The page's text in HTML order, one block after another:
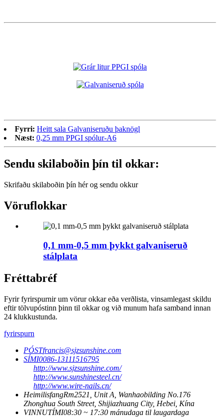
Fyrri: Heitt sala Galvaniseruðu þaknögl
Næst: 0,25 mm PPGI spólur-A6
Sendu skilaboðin þín til okkar:
Skrifaðu skilaboðin þín hér og sendu okkur
Vöruflokkar
0,1 mm-0,5 mm þykkt galvaniseruð
stálplata
Fréttabréf
Fyrir fyrirspurnir um vörur okkar eða verðlista, vinsamlegast skildu
eftir tölvupóstinn þinn til okkar og við munum hafa samband innan
24 klukkustunda.
fyrirspurn
PÓSTfrancis@sjzsunshine.com
SÍMI0086-13111516795
http://www.sjzsunshine.com/
http://www.sunshinesteel.cn/
http://www.wire-nails.cn/
HeimilisfangRm2521, Unit A, Wanhaobilding No.176
Zhonghua South Street, Shijiazhuang City, Hebei, Kína
VINNUTÍMI08:30 ~ 17:30 mánudaga til laugardaga